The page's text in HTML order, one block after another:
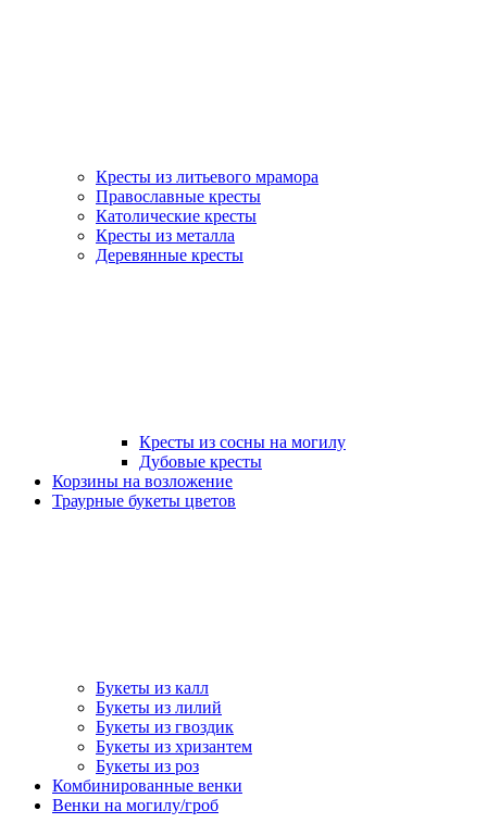
Кресты из литьевого мрамора
Православные кресты
Католические кресты
Кресты из металла
Деревянные кресты
Кресты из сосны на могилу
Дубовые кресты
Корзины на возложение
Траурные букеты цветов
Букеты из калл
Букеты из лилий
Букеты из гвоздик
Букеты из хризантем
Букеты из роз
Комбинированные венки
Венки на могилу/гроб